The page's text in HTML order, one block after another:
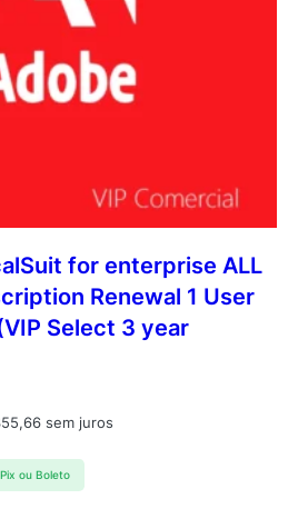
for enterprise ALL
Renewal 1 User
Select 3 year
sem juros
ou Boleto